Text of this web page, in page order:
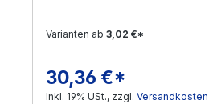
Versand per Nachnahme nicht
bearbeiten wir Ihre Anfrage !
Varianten ab 3,02 €*
Regulärer Preis:
30,36 €*
Inkl. 19% USt., zzgl. Versandkosten